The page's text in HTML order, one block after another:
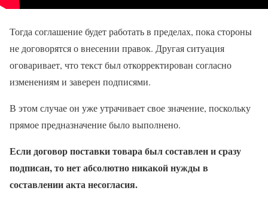
Тогда соглашение будет работать в пределах, пока стороны
не договорятся о внесении правок. Другая ситуация
оговаривает, что текст был откорректирован согласно
изменениям и заверен подписями.
В этом случае он уже утрачивает свое значение, поскольку
прямое предназначение было выполнено.
Если договор поставки товара был составлен и сразу
подписан, то нет абсолютно никакой нужды в
составлении акта несогласия.